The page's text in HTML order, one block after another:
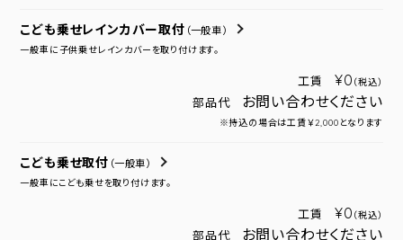
こども乗せレインカバー取付 （一般車）
一般車に子供乗せレインカバーを取り付けます。
工賃 ¥0 （税込）
部品代 お問い合わせください
※持込の場合は工賃￥2,000となります
こども乗せ取付 （一般車）
一般車にこども乗せを取り付けます。
工賃 ¥0 （税込）
部品代 お問い合わせください